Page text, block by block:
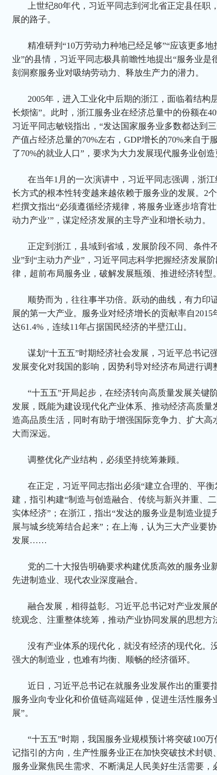
上世纪80年代，习近平同志到河北省正定县任职
展的路子。
精准研判“10万劳动力种地已经足够”“应该更多
业”的县情，习近平同志极具前瞻性地提出“服务业是
刻洞察服务业对吸纳劳动力、释放生产力的潜力。
2005年，进入工业化中后期的浙江，面临着结构
长烦恼”。此时，浙江服务业在经济总量中的份额在
习近平同志敏锐指出，“发达国家服务业多数都达到
产值占经济总量的70%左右，GDP增长的70%来自于
了70%的就业人口”，要求为大力发展现代服务业创
在当年1月的一次演讲中，习近平同志强调，浙
长方式的根本性转变越来越依赖于服务业的发展。2
栏撰文指出“必须遵循经济规律，将服务业逐步培育
动力产业’”，谋定经济发展的主导产业和增长动力。
正定到浙江，县域到省域，发展阶段不同、条件
业”到“主动力产业”，习近平同志科学把握经济发展
律，超前布局服务业，破解发展瓶颈、推进经济转型
顺势而为，往往事半功倍。跃动的曲线，有力印
展的第一大产业。服务业对经济增长的贡献率自2015
达61.4%，连续11年占据国民经济的半壁江山。
谋划“十五五”时期经济社会发展，习近平总书记
发展变化对我国的影响，因势利导对经济布局进行调
“十五五”开局起步，在经济转向高质量发展关键
发展，既能为建设现代化产业体系、推动经济高质量
造高品质生活，同时有助于增强国际竞争力、扩大高
大而深远。
调整优化产业结构，必须坚持统筹兼顾。
在正定，习近平同志指出必须“建立合理的、平
建，指引构建“制造与创造融合、传统与新兴并重、
实体经济”；在浙江，指出“发达的服务业是制造业提
展与城乡统筹结合起来”；在上海，认为三大产业要
发展……
党的二十大报告明确要求构建优质高效的服务业
先进制造业、现代农业深度融合。
融合发展，相得益彰。习近平总书记对产业发展
统观念、注重整体统筹，推动产业协同发展的思想方
没有产业体系的现代化，就没有经济的现代化。
强大的制造业，也难有均衡、顺畅的经济循环。
近日，习近平总书记在就服务业发展作出的重要
服务业向专业化和价值链高端延伸，促进生活性服务
展”。
“十五五”时期，我国服务业规模预计将突破100
记指引的方向，生产性服务业正在加快突破技术封锁
服务业聚焦民生需求、不断满足人民美好生活需要